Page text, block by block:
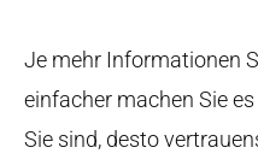
Je mehr Informationen
einfacher machen Sie
Sie sind, desto